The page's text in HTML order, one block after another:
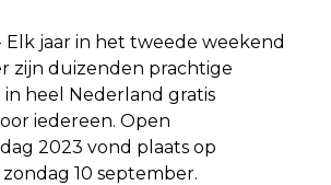
Elk jaar in het tweede weekend
zijn duizenden prachtige
heel Nederland gratis
iedereen. Open
2023 vond plaats op
10 september.